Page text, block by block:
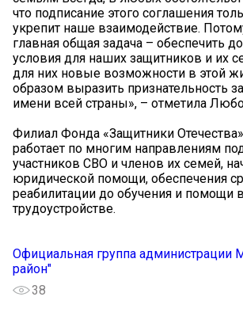
что подписание этого соглашения
укрепит наше взаимодействие.
главная общая задача – обеспечить
условия для наших защитников и их
для них новые возможности в этой
образом выразить признательность
имени всей страны», – отметила
Филиал Фонда «Защитники
работает по многим направлениям
участников СВО и членов их семей,
юридической помощи, обеспечения
реабилитации до обучения и помощи в
трудоустройстве.
Официальная группа администрации
район"
38